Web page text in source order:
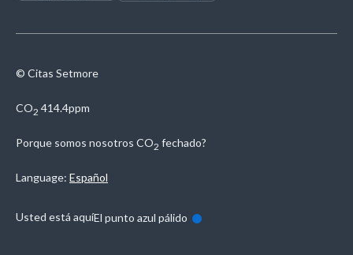
© Citas Setmore
CO2 414.4ppm
Porque somos nosotros CO2 fechado?
Language: Español
Usted está aquíEl punto azul pálido